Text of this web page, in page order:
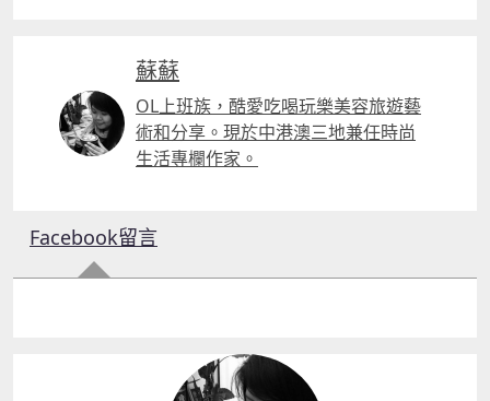
蘇蘇
OL上班族，酷愛吃喝玩樂美容旅遊藝
術和分享。現於中港澳三地兼任時尚
生活專欄作家。
Facebook留言